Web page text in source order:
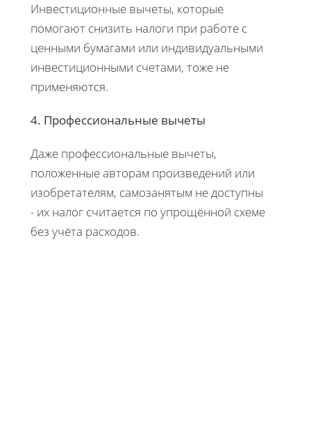
Инвестиционные вычеты, которые
помогают снизить налоги при работе с
ценными бумагами или индивидуальными
инвестиционными счетами, тоже не
применяются.
4. Профессиональные вычеты
Даже профессиональные вычеты,
положенные авторам произведений или
изобретателям, самозанятым не доступны
- их налог считается по упрощённой схеме
без учёта расходов.